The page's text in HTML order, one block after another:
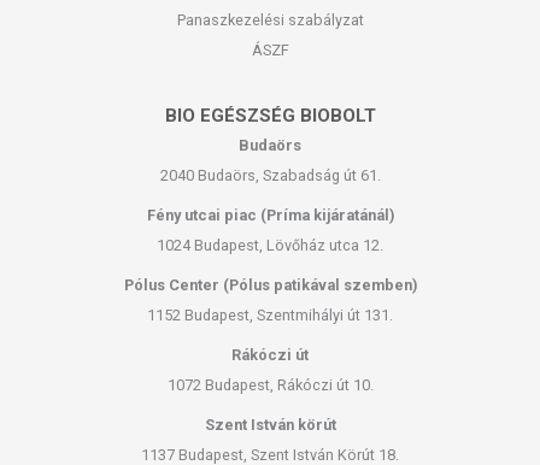
Panaszkezelési szabályzat
ÁSZF
BIO EGÉSZSÉG BIOBOLT
Budaörs
2040 Budaörs, Szabadság út 61.
Fény utcai piac (Príma kijáratánál)
1024 Budapest, Lövőház utca 12.
Pólus Center (Pólus patikával szemben)
1152 Budapest, Szentmihályi út 131.
Rákóczi út
1072 Budapest, Rákóczi út 10.
Szent István körút
1137 Budapest, Szent István Körút 18.